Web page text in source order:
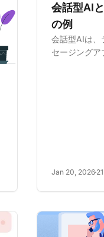
会話型AI
の例
会話型AIは、
セージングア
Jan 20, 2026